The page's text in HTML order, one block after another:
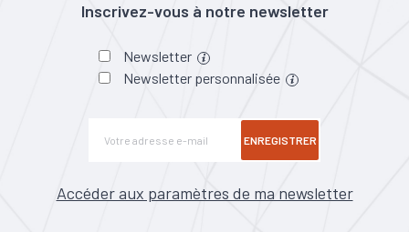
Inscrivez-vous à notre newsletter
Newsletter
Newsletter personnalisée
ENREGISTRER
Accéder aux paramètres de ma newsletter